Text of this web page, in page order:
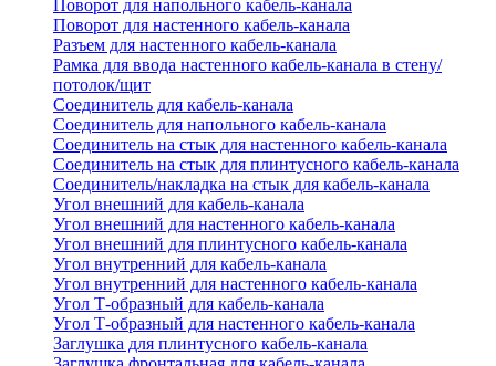
Поворот для напольного кабель-канала
Поворот для настенного кабель-канала
Разъем для настенного кабель-канала
Рамка для ввода настенного кабель-канала в стену/
потолок/щит
Соединитель для кабель-канала
Соединитель для напольного кабель-канала
Соединитель на стык для настенного кабель-канала
Соединитель на стык для плинтусного кабель-канала
Соединитель/накладка на стык для кабель-канала
Угол внешний для кабель-канала
Угол внешний для настенного кабель-канала
Угол внешний для плинтусного кабель-канала
Угол внутренний для кабель-канала
Угол внутренний для настенного кабель-канала
Угол Т-образный для кабель-канала
Угол Т-образный для настенного кабель-канала
Заглушка для плинтусного кабель-канала